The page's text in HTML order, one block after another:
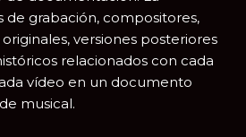
de grabación, compositores,
versiones posteriores
relacionados con cada
vídeo en un documento
musical.